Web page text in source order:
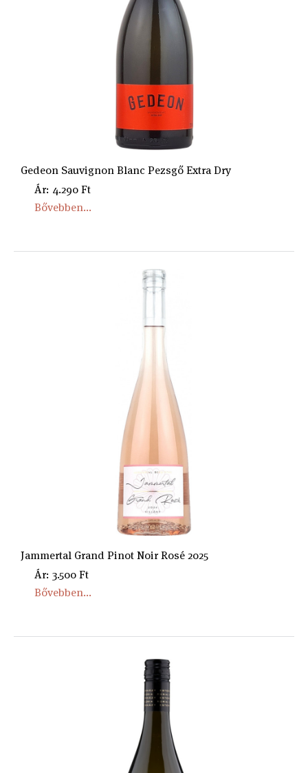
Gedeon Sauvignon Blanc Pezsgő Extra Dry
Ár: 4.290 Ft
Bővebben...
Jammertal Grand Pinot Noir Rosé 2025
Ár: 3.500 Ft
Bővebben...